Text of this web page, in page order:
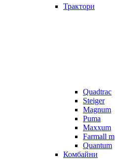
Трактори
Quadtrac
Steiger
Magnum
Puma
Maxxum
Farmall m
Quantum
Комбайни